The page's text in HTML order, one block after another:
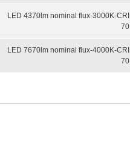
LED 4370lm nominal flux-3000K-CRI
70
LED 7670lm nominal flux-4000K-CRI
70